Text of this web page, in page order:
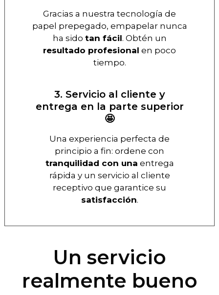
Gracias a nuestra tecnología de
papel prepegado, empapelar nunca
ha sido tan fácil. Obtén un
resultado profesional en poco
tiempo.
3. Servicio al cliente y
entrega en la parte superior
🤩
Una experiencia perfecta de
principio a fin: ordene con
tranquilidad con una entrega
rápida y un servicio al cliente
receptivo que garantice su
satisfacción.
Un servicio
realmente bueno